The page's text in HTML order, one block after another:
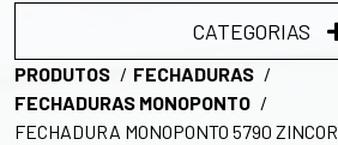
CATEGORIAS
PRODUTOS
FECHADURAS
FECHADURAS MONOPONTO
FECHADURA MONOPONTO 5790 ZINCOR